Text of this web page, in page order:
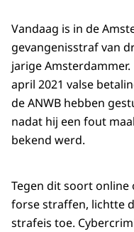
Vandaag is in de
gevangenisstraf van
jarige
april 2021 valse
de ANWB hebben
nadat hij een fout
bekend werd.
Tegen dit soort
forse straffen, lichtte
strafeis toe.